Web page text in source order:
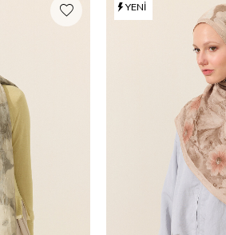
YENI